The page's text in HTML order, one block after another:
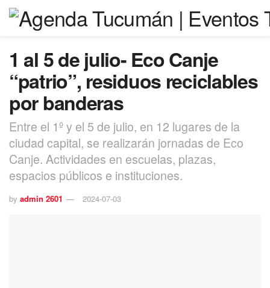
1 al 5 de julio- Eco Canje
“patrio”, residuos reciclables
por banderas
Entre el 1º y el 5 de julio, en 12 lugares de la
ciudad capital, se realizarán jornadas de Eco
Canje. Actividades en escuelas, plazas,
espacios públicos e instituciones.
by admin 2601 2024-07-03